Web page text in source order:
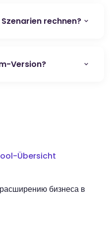
rechnen?
Version?
Übersicht
бизнеса в